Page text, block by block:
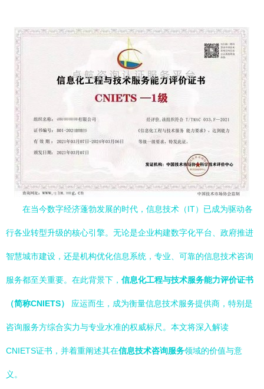
在当今数字经济蓬勃发展的时代，信息技术（IT）已成为驱动各
行各业转型升级的核心引擎。无论是企业构建数字化平台、政府推进
智慧城市建设，还是机构优化信息系统，专业、可靠的信息技术咨询
服务都至关重要。在此背景下， 信息化工程与技术服务能力评价证书
（简称CNIETS） 应运而生，成为衡量信息技术服务提供商，特别是
咨询服务方综合实力与专业水准的权威标尺。本文将深入解读
CNIETS证书，并着重阐述其在信息技术咨询服务领域的价值与意
义。